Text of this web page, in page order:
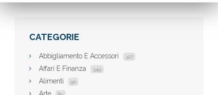
CATEGORIE
Abbigliamento E Accessori 327
Affari E Finanza 349
Alimenti 90